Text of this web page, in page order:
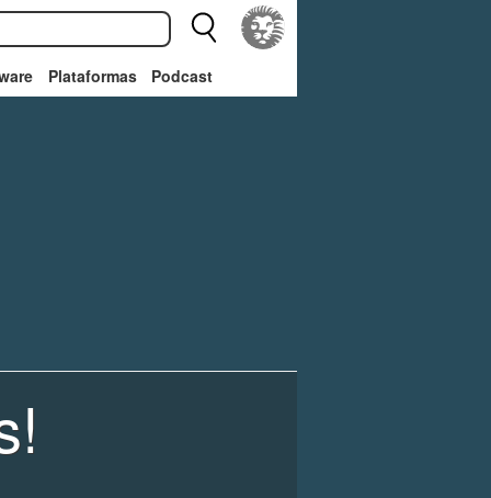
Plataformas Podcast